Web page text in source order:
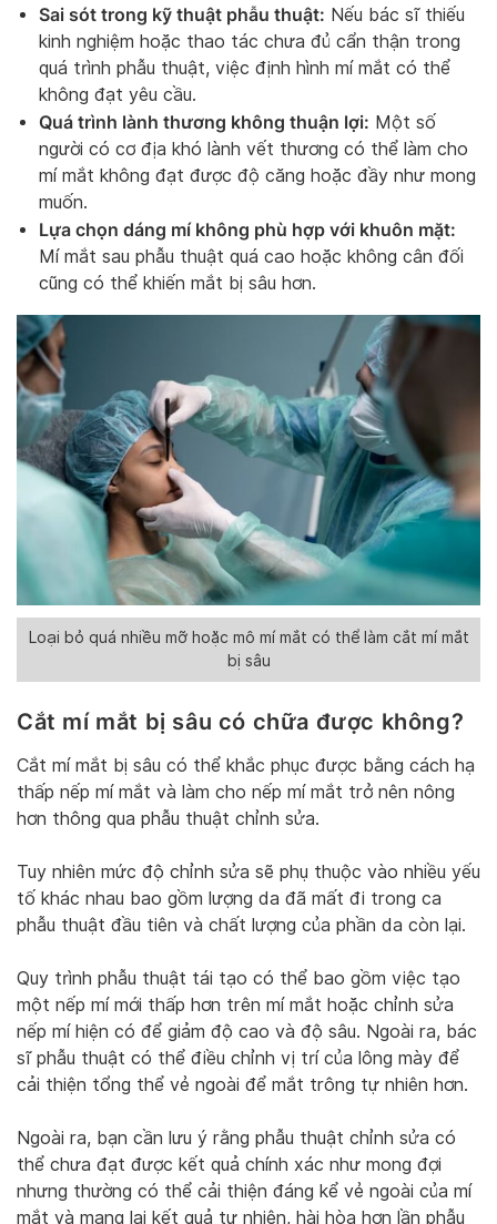
Sai sót trong kỹ thuật phẫu thuật: Nếu bác sĩ thiếu
kinh nghiệm hoặc thao tác chưa đủ cẩn thận trong
quá trình phẫu thuật, việc định hình mí mắt có thể
không đạt yêu cầu.
Quá trình lành thương không thuận lợi: Một số
người có cơ địa khó lành vết thương có thể làm cho
mí mắt không đạt được độ căng hoặc đầy như mong
muốn.
Lựa chọn dáng mí không phù hợp với khuôn mặt:
Mí mắt sau phẫu thuật quá cao hoặc không cân đối
cũng có thể khiến mắt bị sâu hơn.
Loại bỏ quá nhiều mỡ hoặc mô mí mắt có thể làm cắt mí mắt
bị sâu
Cắt mí mắt bị sâu có chữa được không?
Cắt mí mắt bị sâu có thể khắc phục được bằng cách hạ
thấp nếp mí mắt và làm cho nếp mí mắt trở nên nông
hơn thông qua phẫu thuật chỉnh sửa.
Tuy nhiên mức độ chỉnh sửa sẽ phụ thuộc vào nhiều yếu
tố khác nhau bao gồm lượng da đã mất đi trong ca
phẫu thuật đầu tiên và chất lượng của phần da còn lại.
Quy trình phẫu thuật tái tạo có thể bao gồm việc tạo
một nếp mí mới thấp hơn trên mí mắt hoặc chỉnh sửa
nếp mí hiện có để giảm độ cao và độ sâu. Ngoài ra, bác
sĩ phẫu thuật có thể điều chỉnh vị trí của lông mày để
cải thiện tổng thể vẻ ngoài để mắt trông tự nhiên hơn.
Ngoài ra, bạn cần lưu ý rằng phẫu thuật chỉnh sửa có
thể chưa đạt được kết quả chính xác như mong đợi
nhưng thường có thể cải thiện đáng kể vẻ ngoài của mí
mắt và mang lại kết quả tự nhiên, hài hòa hơn lần phẫu